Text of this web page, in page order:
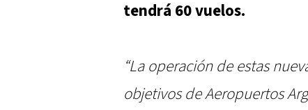
tendrá 60 vuelos.
“La operación de estas
objetivos de Aeropuertos